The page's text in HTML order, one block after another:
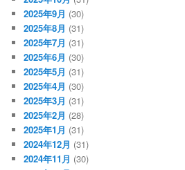
2025年9月 (30)
2025年8月 (31)
2025年7月 (31)
2025年6月 (30)
2025年5月 (31)
2025年4月 (30)
2025年3月 (31)
2025年2月 (28)
2025年1月 (31)
2024年12月 (31)
2024年11月 (30)